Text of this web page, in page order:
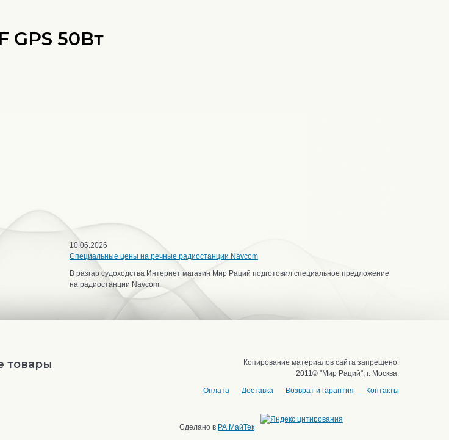
GPS 50Вт
10.06.2026
Специальные цены на речные радиостанции Navcom
В разгар судоходства Интернет магазин Мир Раций подготовил специальное предложение
на радиостанции Navcom
товары
Копирование материалов сайта запрещено.
2011© "Мир Раций", г. Москва.
Оплата
Доставка Возврат и гарантия Контакты
Сделано в РА МайТек